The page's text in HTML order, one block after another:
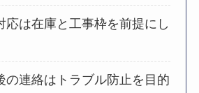
応は在庫と工事枠を前提にし
の連絡はトラブル防止を目的